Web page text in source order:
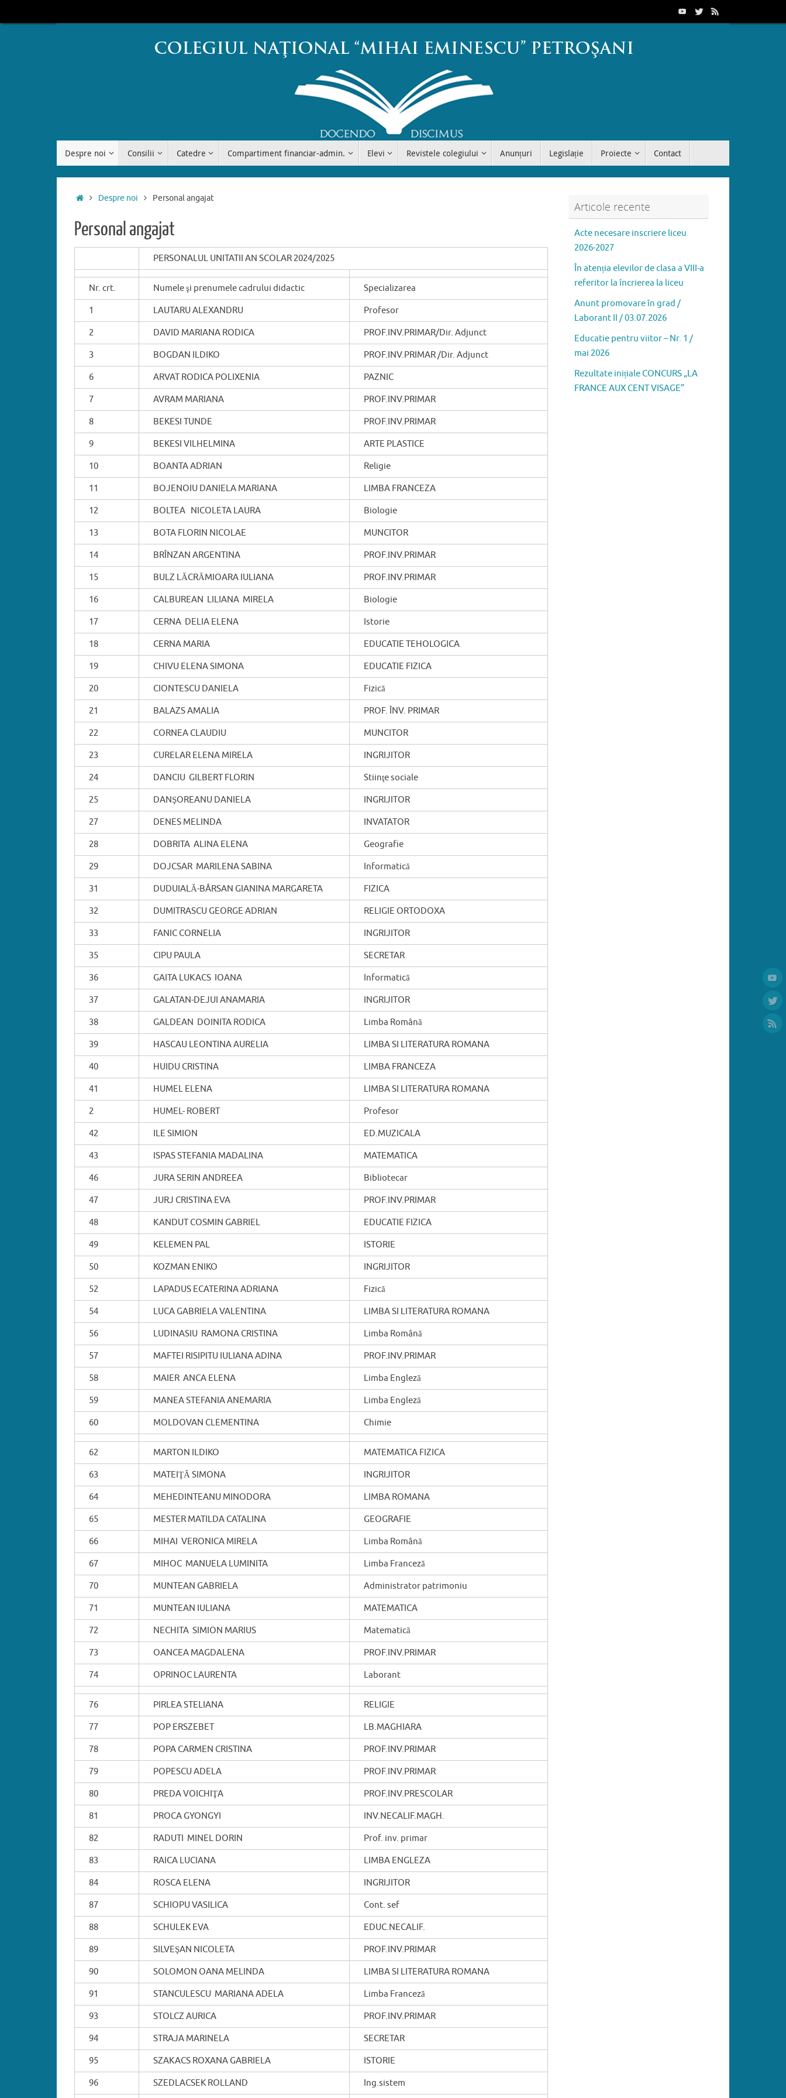
la
Despre noi Consilii Catedre Compartiment financiar-admin. Elevi Revistele colegiului Anunțuri Legislație Proiecte Contact
PrimaDespre noi Personal angajat
Personal angajat
PERSONALUL UNITATII AN SCOLAR 2024/2025
Nr. crt. Numele şi prenumele cadrului didactic
Specializarea
1
LAUTARU ALEXANDRU
Profesor
2
DAVID MARIANA RODICA
PROF.INV.PRIMAR/Dir. Adjunct
3
BOGDAN ILDIKO
PROF.INV.PRIMAR /Dir. Adjunct
6
ARVAT RODICA POLIXENIA
PAZNIC
7
AVRAM MARIANA
PROF.INV.PRIMAR
8
BEKESI TUNDE
PROF.INV.PRIMAR
9
BEKESI VILHELMINA
ARTE PLASTICE
10
BOANTA ADRIAN
Religie
11
BOJENOIU DANIELA MARIANA
LIMBA FRANCEZA
12
BOLTEA NICOLETA LAURA
Biologie
13
BOTA FLORIN NICOLAE
MUNCITOR
14
BRÎNZAN ARGENTINA
PROF.INV.PRIMAR
15
BULZ LĂCRĂMIOARA IULIANA
PROF.INV.PRIMAR
16
CALBUREAN LILIANA MIRELA
Biologie
17
CERNA DELIA ELENA
Istorie
18
CERNA MARIA
EDUCATIE TEHOLOGICA
19
CHIVU ELENA SIMONA
EDUCATIE FIZICA
20
CIONTESCU DANIELA
Fizică
21
BALAZS AMALIA
PROF. ÎNV. PRIMAR
22
CORNEA CLAUDIU
MUNCITOR
23
CURELAR ELENA MIRELA
INGRIJITOR
24
DANCIU GILBERT FLORIN
Stiinţe sociale
25
DANŞOREANU DANIELA
INGRIJITOR
27
DENES MELINDA
INVATATOR
28
DOBRITA ALINA ELENA
Geografie
29
DOJCSAR MARILENA SABINA
Informatică
31
DUDUIALĂ-BÂRSAN GIANINA MARGARETA
FIZICA
32
DUMITRASCU GEORGE ADRIAN
RELIGIE ORTODOXA
33
FANIC CORNELIA
INGRIJITOR
35
CIPU PAULA
SECRETAR
36
GAITA LUKACS IOANA
Informatică
37
GALATAN-DEJUI ANAMARIA
INGRIJITOR
38
GALDEAN DOINITA RODICA
Limba Română
39
HASCAU LEONTINA AURELIA
LIMBA SI LITERATURA ROMANA
40
HUIDU CRISTINA
LIMBA FRANCEZA
41
HUMEL ELENA
LIMBA SI LITERATURA ROMANA
2
HUMEL- ROBERT
Profesor
42
ILE SIMION
ED.MUZICALA
43
ISPAS STEFANIA MADALINA
MATEMATICA
46
JURA SERIN ANDREEA
Bibliotecar
47
JURJ CRISTINA EVA
PROF.INV.PRIMAR
48
KANDUT COSMIN GABRIEL
EDUCATIE FIZICA
49
KELEMEN PAL
ISTORIE
50
KOZMAN ENIKO
INGRIJITOR
52
LAPADUS ECATERINA ADRIANA
Fizică
54
LUCA GABRIELA VALENTINA
LIMBA SI LITERATURA ROMANA
56
LUDINASIU RAMONA CRISTINA
Limba Română
57
MAFTEI RISIPITU IULIANA ADINA
PROF.INV.PRIMAR
58
MAIER ANCA ELENA
Limba Engleză
59
MANEA STEFANIA ANEMARIA
Limba Engleză
60
MOLDOVAN CLEMENTINA Chimie
62 MARTON ILDIKO
MATEMATICA FIZICA
63
MATEIŢĂ SIMONA
INGRIJITOR
64
MEHEDINTEANU MINODORA
LIMBA ROMANA
65
MESTER MATILDA CATALINA
GEOGRAFIE
66
MIHAI VERONICA MIRELA
Limba Română
67
MIHOC MANUELA LUMINITA
Limba Franceză
70
MUNTEAN GABRIELA
Administrator patrimoniu
71
MUNTEAN IULIANA
MATEMATICA
72
NECHITA SIMION MARIUS
Matematică
73
OANCEA MAGDALENA
PROF.INV.PRIMAR
74
OPRINOC LAURENTA Laborant
76 PIRLEA STELIANA
RELIGIE
77
POP ERSZEBET
LB.MAGHIARA
78
POPA CARMEN CRISTINA
PROF.INV.PRIMAR
79
POPESCU ADELA
PROF.INV.PRIMAR
80
PREDA VOICHIŢA
PROF.INV.PRESCOLAR
81
PROCA GYONGYI
INV.NECALIF.MAGH.
82
RADUTI MINEL DORIN
Prof. inv. primar
83
RAICA LUCIANA
LIMBA ENGLEZA
84
ROSCA ELENA
INGRIJITOR
87
SCHIOPU VASILICA
Cont. sef
88
SCHULEK EVA
EDUC.NECALIF.
89
SILVEŞAN NICOLETA
PROF.INV.PRIMAR
90
SOLOMON OANA MELINDA
LIMBA SI LITERATURA ROMANA
91
STANCULESCU MARIANA ADELA
Limba Franceză
93
STOLCZ AURICA
PROF.INV.PRIMAR
94
STRAJA MARINELA
SECRETAR
95
SZAKACS ROXANA GABRIELA
ISTORIE
96
SZEDLACSEK ROLLAND Ing.sistem
Articole recente
Acte necesare inscriere liceu
2026-2027
În atenția elevilor de clasa a VIII-a
referitor la încrierea la liceu
Anunt promovare în grad /
Laborant II / 03.07.2026
Educatie pentru viitor – Nr. 1 /
mai 2026
Rezultate inițiale CONCURS „LA
FRANCE AUX CENT VISAGE”